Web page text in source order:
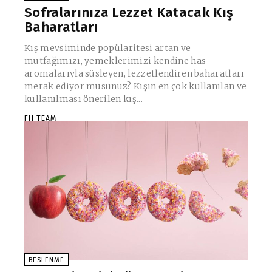
Sofralarınıza Lezzet Katacak Kış
Baharatları
Kış mevsiminde popülaritesi artan ve
mutfağımızı, yemeklerimizi kendine has
aromalarıyla süsleyen, lezzetlendiren baharatları
merak ediyor musunuz? Kışın en çok kullanılan ve
kullanılması önerilen kış...
FH TEAM
BESLENME